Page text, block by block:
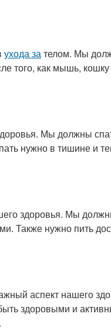
ухода зателом. Мы
того, как мышь,
Мы должны
нужно в тишине и
здоровья. Мы
Также нужно пить
аспект нашего
здоровыми и